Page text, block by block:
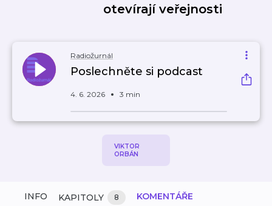
otevírají veřejnosti
Radiožurnál
Poslechněte si podcast
4. 6. 2026 3 min
VIKTOR
ORBÁN
INFO KAPITOLY 8 KOMENTÁŘE